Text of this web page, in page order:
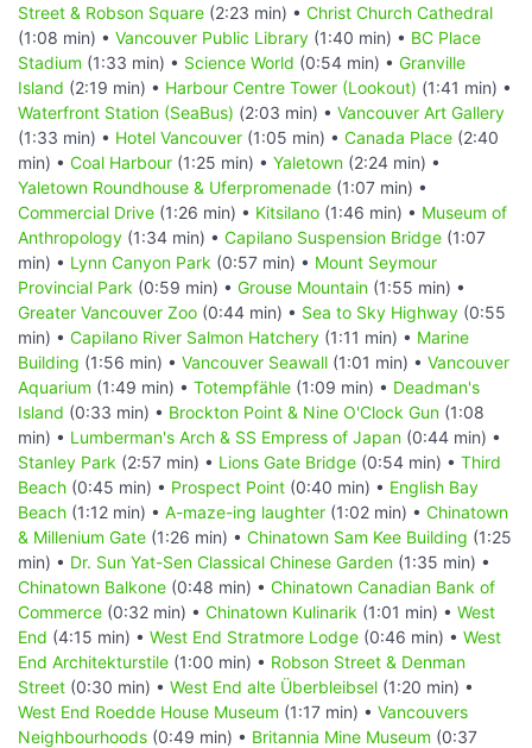
Street & Robson Square (2:23 min) • Christ Church Cathedral
(1:08 min) • Vancouver Public Library (1:40 min) • BC Place
Stadium (1:33 min) • Science World (0:54 min) • Granville
Island (2:19 min) • Harbour Centre Tower (Lookout) (1:41 min) •
Waterfront Station (SeaBus) (2:03 min) • Vancouver Art Gallery
(1:33 min) • Hotel Vancouver (1:05 min) • Canada Place (2:40
min) • Coal Harbour (1:25 min) • Yaletown (2:24 min) •
Yaletown Roundhouse & Uferpromenade (1:07 min) •
Commercial Drive (1:26 min) • Kitsilano (1:46 min) • Museum of
Anthropology (1:34 min) • Capilano Suspension Bridge (1:07
min) • Lynn Canyon Park (0:57 min) • Mount Seymour
Provincial Park (0:59 min) • Grouse Mountain (1:55 min) •
Greater Vancouver Zoo (0:44 min) • Sea to Sky Highway (0:55
min) • Capilano River Salmon Hatchery (1:11 min) • Marine
Building (1:56 min) • Vancouver Seawall (1:01 min) • Vancouver
Aquarium (1:49 min) • Totempfähle (1:09 min) • Deadman's
Island (0:33 min) • Brockton Point & Nine O'Clock Gun (1:08
min) • Lumberman's Arch & SS Empress of Japan (0:44 min) •
Stanley Park (2:57 min) • Lions Gate Bridge (0:54 min) • Third
Beach (0:45 min) • Prospect Point (0:40 min) • English Bay
Beach (1:12 min) • A-maze-ing laughter (1:02 min) • Chinatown
& Millenium Gate (1:26 min) • Chinatown Sam Kee Building (1:25
min) • Dr. Sun Yat-Sen Classical Chinese Garden (1:35 min) •
Chinatown Balkone (0:48 min) • Chinatown Canadian Bank of
Commerce (0:32 min) • Chinatown Kulinarik (1:01 min) • West
End (4:15 min) • West End Stratmore Lodge (0:46 min) • West
End Architekturstile (1:00 min) • Robson Street & Denman
Street (0:30 min) • West End alte Überbleibsel (1:20 min) •
West End Roedde House Museum (1:17 min) • Vancouvers
Neighbourhoods (0:49 min) • Britannia Mine Museum (0:37